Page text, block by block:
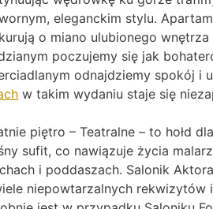
eleganckim stylu.
o miano ulubionego
poczujemy się jak
odnajdziemy spokój i
w takim wydaniu staje się
piętro – Teatralne – to hołd
sufit, co nawiązuje życia
i poddaszach. Salonik
niepowtarzalnych rekwizytów